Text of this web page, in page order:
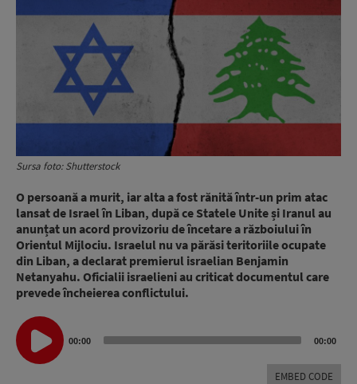
Sursa foto: Shutterstock
O persoană a murit, iar alta a fost rănită într-un prim atac
lansat de Israel în Liban, după ce Statele Unite și Iranul au
anunțat un acord provizoriu de încetare a războiului în
Orientul Mijlociu. Israelul nu va părăsi teritoriile ocupate
din Liban, a declarat premierul israelian Benjamin
Netanyahu. Oficialii israelieni au criticat documentul care
prevede încheierea conflictului.
Audio
Player
00:00 00:00
EMBED CODE